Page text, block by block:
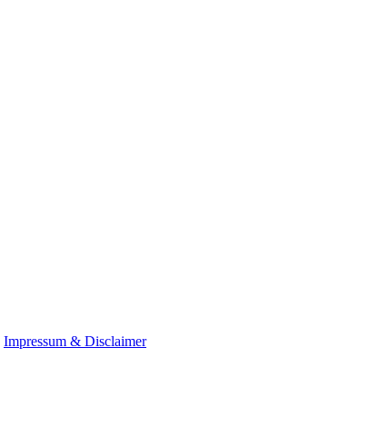
Impressum & Disclaimer